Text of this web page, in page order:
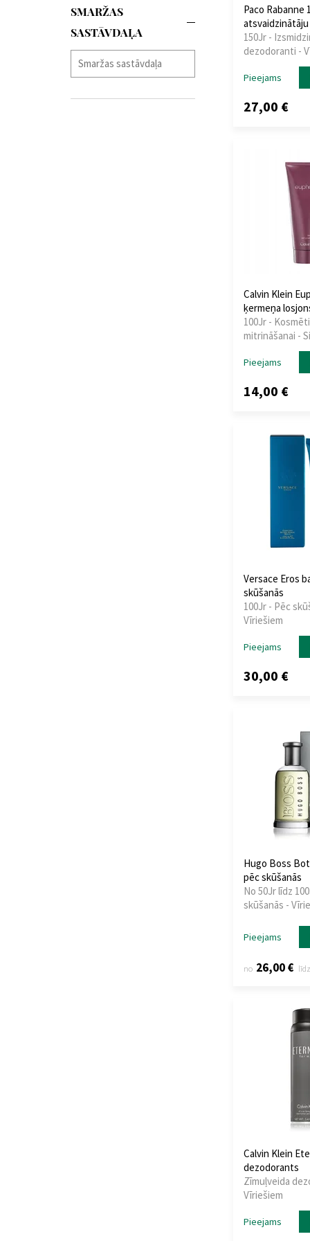
Giorgio Armani
Givenchy(1)
Guerlain(4)
Guess(1)
Hugo Boss(10)
SMARŽAS
SASTĀVDAĻA
Paco Rabanne
atsvaidzinātāju
150Jr -
dezodoranti -
Pieejams
27,00 €
Calvin Klein
ķermeņa
100Jr -
mitrināšanai -
Pieejams
14,00 €
Versace Eros
skūšanās
100Jr - Pēc
Vīriešiem
Pieejams
30,00 €
Hugo Boss
pēc skūšanās
No 50Jr līdz
skūšanās -
Pieejams
no 26,00 € līdz
Calvin Klein
dezodorants
Zīmuļveida
Vīriešiem
Pieejams